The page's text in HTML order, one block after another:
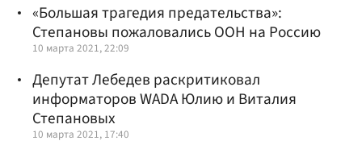
«Большая трагедия предательства»:
Степановы пожаловались ООН на Россию
10 марта 2021, 22:09
Депутат Лебедев раскритиковал
информаторов WADA Юлию и Виталия
Степановых
10 марта 2021, 17:40